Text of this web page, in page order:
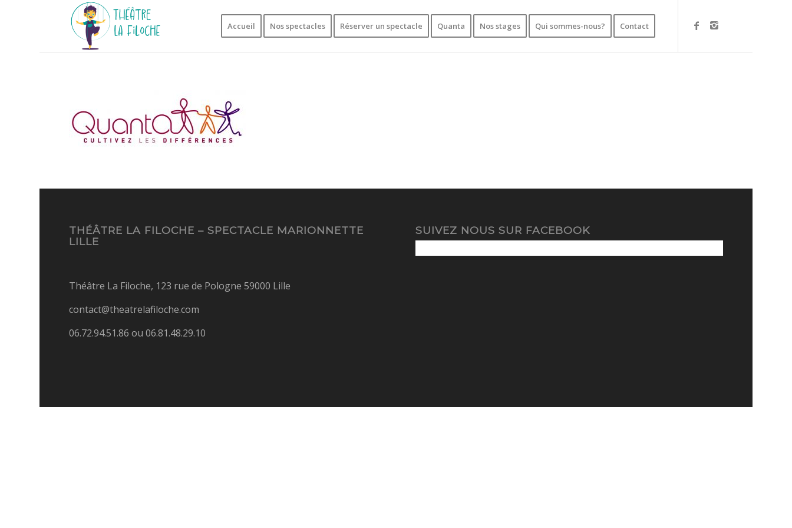
Accueil Nos spectacles Réserver un spectacle Quanta Nos stages Qui sommes-nous? Contact
THÉÂTRE LA FILOCHE – SPECTACLE MARIONNETTE
LILLE
Théâtre La Filoche, 123 rue de Pologne 59000 Lille
contact@theatrelafiloche.com
06.72.94.51.86 ou 06.81.48.29.10
SUIVEZ NOUS SUR FACEBOOK